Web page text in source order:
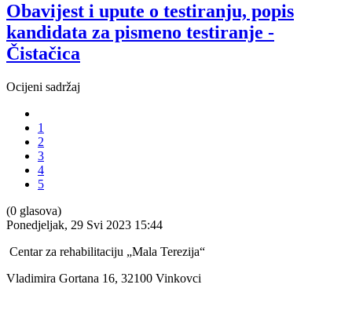
Obavijest i upute o testiranju, popis
kandidata za pismeno testiranje -
Čistačica
Ocijeni sadržaj
1
2
3
4
5
(0 glasova)
Ponedjeljak, 29 Svi 2023 15:44
Centar za rehabilitaciju „Mala Terezija“
Vladimira Gortana 16, 32100 Vinkovci